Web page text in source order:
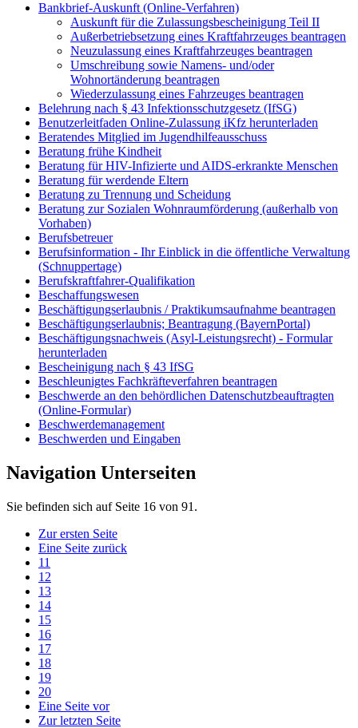
Bankbrief-Auskunft (Online-Verfahren)
Auskunft für die Zulassungsbescheinigung Teil II
Außerbetriebsetzung eines Kraftfahrzeuges beantragen
Neuzulassung eines Kraftfahrzeuges beantragen
Umschreibung sowie Namens- und/oder
Wohnortänderung beantragen
Wiederzulassung eines Fahrzeuges beantragen
Belehrung nach § 43 Infektionsschutzgesetz (IfSG)
Benutzerleitfaden Online-Zulassung iKfz herunterladen
Beratendes Mitglied im Jugendhilfeausschuss
Beratung frühe Kindheit
Beratung für HIV-Infizierte und AIDS-erkrankte Menschen
Beratung für werdende Eltern
Beratung zu Trennung und Scheidung
Beratung zur Sozialen Wohnraumförderung (außerhalb von
Vorhaben)
Berufsbetreuer
Berufsinformation - Ihr Einblick in die öffentliche Verwaltung
(Schnuppertage)
Berufskraftfahrer-Qualifikation
Beschaffungswesen
Beschäftigungserlaubnis / Praktikumsaufnahme beantragen
Beschäftigungserlaubnis; Beantragung (BayernPortal)
Beschäftigungsnachweis (Asyl-Leistungsrecht) - Formular
herunterladen
Bescheinigung nach § 43 IfSG
Beschleunigtes Fachkräfteverfahren beantragen
Beschwerde an den behördlichen Datenschutzbeauftragten
(Online-Formular)
Beschwerdemanagement
Beschwerden und Eingaben
Navigation Unterseiten
Sie befinden sich auf Seite 16 von 91.
Zur ersten Seite
Eine Seite zurück
11
12
13
14
15
16
17
18
19
20
Eine Seite vor
Zur letzten Seite